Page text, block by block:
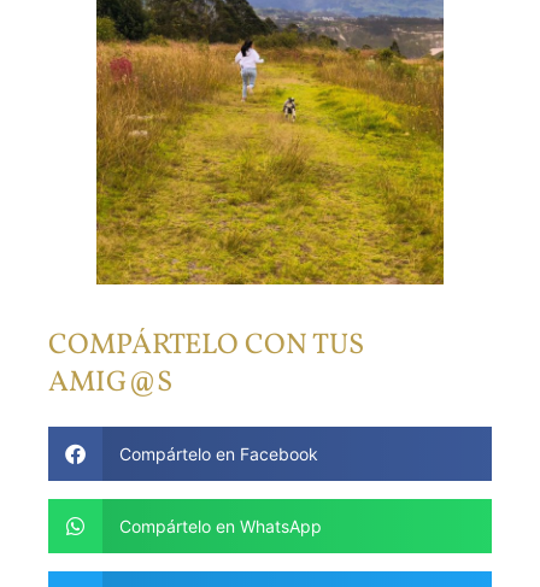
COMPÁRTELO CON TUS
AMIG@S
Compártelo en Facebook
Compártelo en WhatsApp